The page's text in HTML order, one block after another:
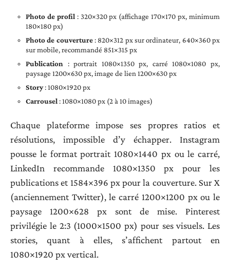
Photo de profil: 320×320 px (affichage 170×170 px, minimum
180×180 px)
Photo de couverture: 820×312 px sur ordinateur, 640×360 px
sur mobile, recommandé 851×315 px
Publication : portrait 1080×1350 px, carré 1080×1080 px,
paysage 1200×630 px, image de lien 1200×630 px
Story: 1080×1920 px
Carrousel: 1080×1080 px (2 à 10 images)
Chaque plateforme impose ses propres ratios et
résolutions, impossible d’y échapper. Instagram
pousse le format portrait 1080×1440 px ou le carré,
LinkedIn recommande 1080×1350 px pour les
publications et 1584×396 px pour la couverture. Sur X
(anciennement Twitter), le carré 1200×1200 px ou le
paysage 1200×628 px sont de mise. Pinterest
privilégie le 2:3 (1000×1500 px) pour ses visuels. Les
stories, quant à elles, s’affichent partout en
1080×1920 px vertical.